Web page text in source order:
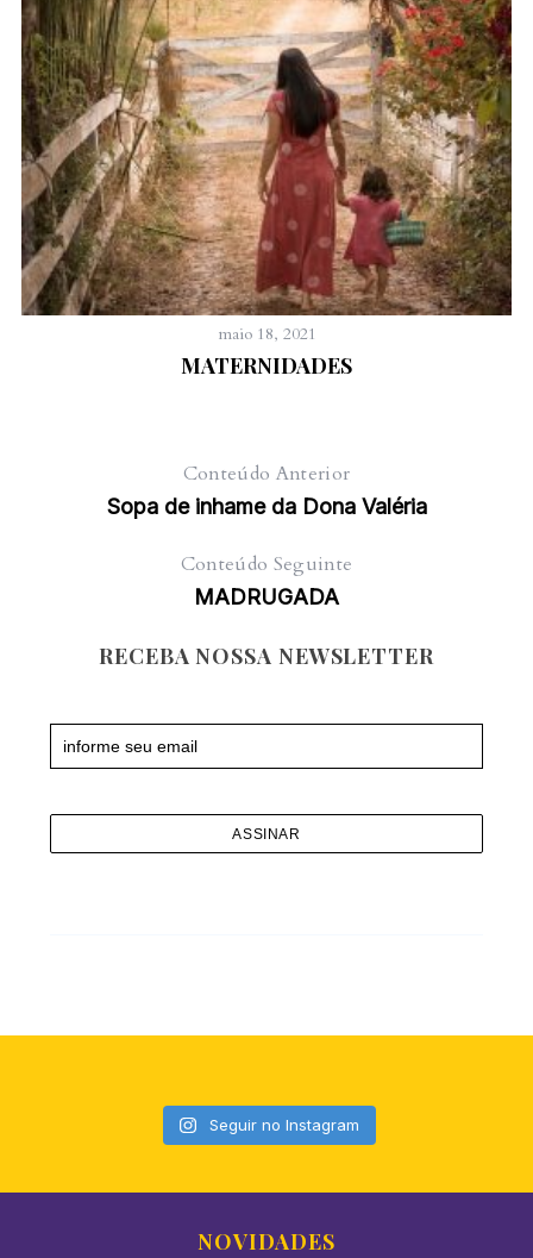
maio 18, 2021
MATERNIDADES
Conteúdo Anterior
Sopa de inhame da Dona Valéria
Conteúdo Seguinte
MADRUGADA
RECEBA NOSSA NEWSLETTER
Seguir no Instagram
NOVIDADES
: